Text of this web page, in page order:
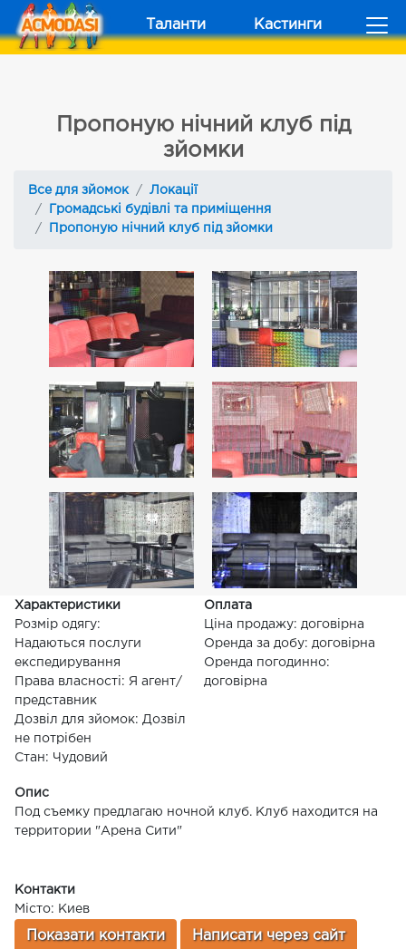
Таланти Кастинги
Пропоную нічний клуб під
зйомки
Все для зйомок
Локації
Громадські будівлі та приміщення
Пропоную нічний клуб під зйомки
Характеристики
Розмір одягу:
Надаються послуги
експедирування
Права власності: Я агент/
представник
Дозвіл для зйомок: Дозвіл
не потрібен
Стан: Чудовий
Оплата
Ціна продажу: договірна
Оренда за добу: договірна
Оренда погодинно:
договірна
Опис
Под съемку предлагаю ночной клуб. Клуб находится на
территории "Арена Сити"
Контакти
Місто: Киев
Показати контакти Написати через сайт